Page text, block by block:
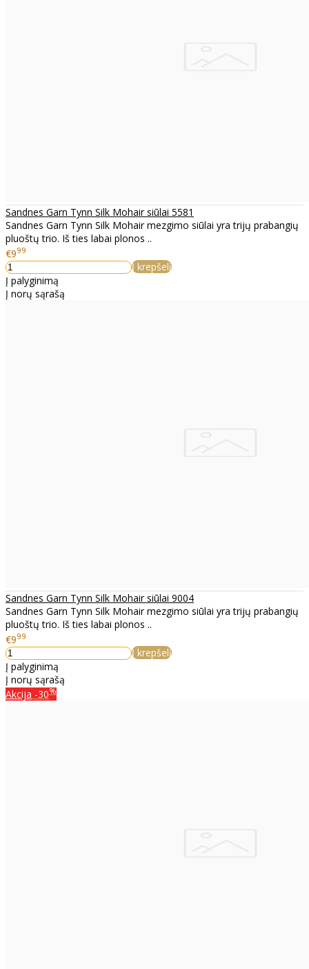
Sandnes Garn Tynn Silk Mohair siūlai 5581
Sandnes Garn Tynn Silk Mohair mezgimo siūlai yra trijų prabangių
pluoštų trio. Iš ties labai plonos ..
€999
Į krepšelį
Į palyginimą
Į norų sąrašą
Sandnes Garn Tynn Silk Mohair siūlai 9004
Sandnes Garn Tynn Silk Mohair mezgimo siūlai yra trijų prabangių
pluoštų trio. Iš ties labai plonos ..
€999
Į krepšelį
Į palyginimą
Į norų sąrašą
Akcija -30%